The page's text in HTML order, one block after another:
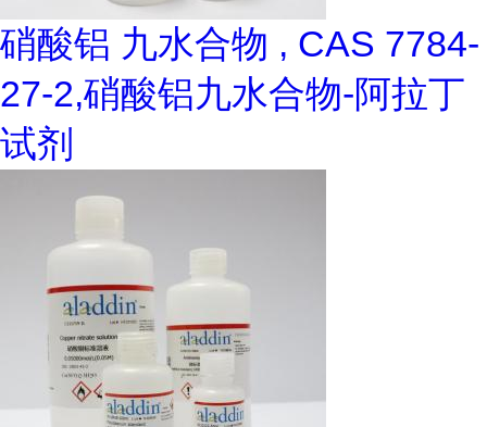
硝酸铝 九水合物 , CAS 7784-
27-2,硝酸铝九水合物-阿拉丁
试剂